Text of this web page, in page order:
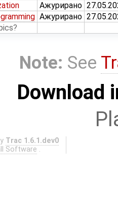
Ажурирано
Ажурирано
Note: See
Download
Trac 1.6.1.dev0
Software .